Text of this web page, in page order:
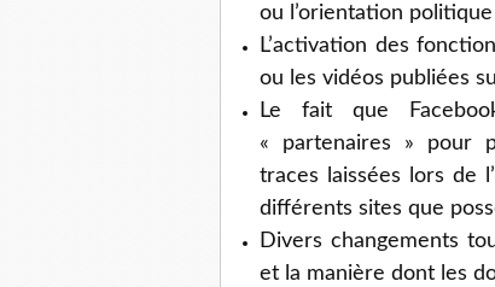
ou l’orientation politique
L’activation des
ou les vidéos publiées
Le fait que
« partenaires » pour
traces laissées lors de
différents sites que
Divers changements
et la manière dont les